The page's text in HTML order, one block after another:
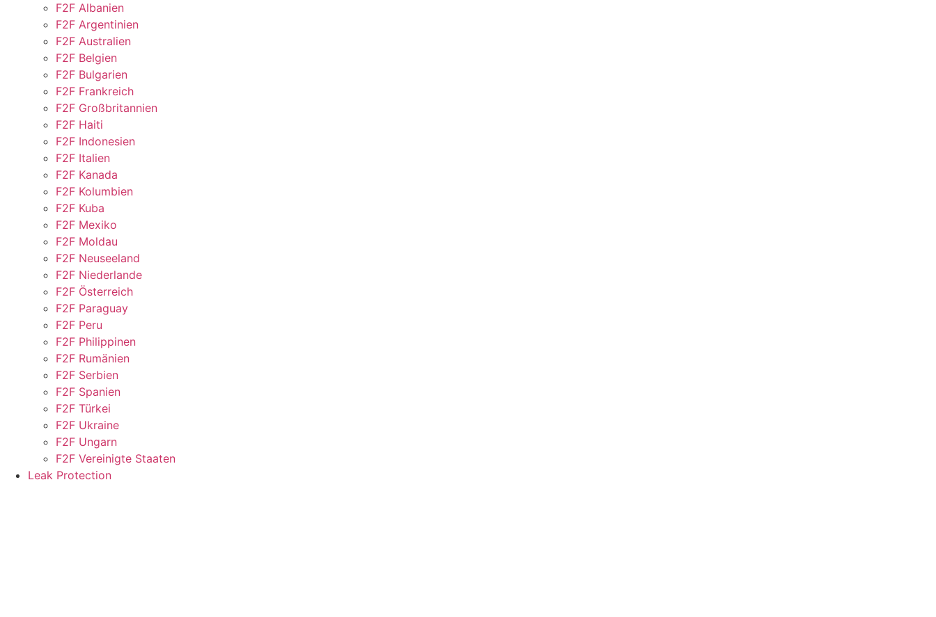
F2F Albanien
F2F Argentinien
F2F Australien
F2F Belgien
F2F Bulgarien
F2F Frankreich
F2F Großbritannien
F2F Haiti
F2F Indonesien
F2F Italien
F2F Kanada
F2F Kolumbien
F2F Kuba
F2F Mexiko
F2F Moldau
F2F Neuseeland
F2F Niederlande
F2F Österreich
F2F Paraguay
F2F Peru
F2F Philippinen
F2F Rumänien
F2F Serbien
F2F Spanien
F2F Türkei
F2F Ukraine
F2F Ungarn
F2F Vereinigte Staaten
Leak Protection